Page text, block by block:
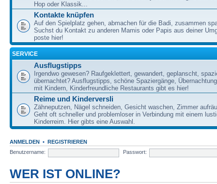
Hop oder Klassik...
Kontakte knüpfen
Auf den Spielplatz gehen, abmachen für die Badi, zusammen
Suchst du Kontakt zu anderen Mamis oder Papis aus deiner
poste hier!
SERVICE
Ausflugstipps
Irgendwo gewesen? Raufgeklettert, gewandert, geplanscht,
übernachtet? Ausflugstipps, schöne Spaziergänge,
mit Kindern, Kinderfreundliche Restaurants gibt es hier!
Reime und Kinderversli
Zähneputzen, Nägel schneiden, Gesicht waschen, Zimmer
Geht oft schneller und problemloser in Verbindung mit einem
Kinderreim. Hier gibts eine Auswahl.
ANMELDEN • REGISTRIEREN
Benutzername:
Passwort:
WER IST ONLINE?